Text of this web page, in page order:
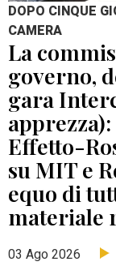
DOPO CINQUE
CAMERA
La
governo,
gara
Effetto-
su MIT e
equo di
materiale
03 Ago 2026